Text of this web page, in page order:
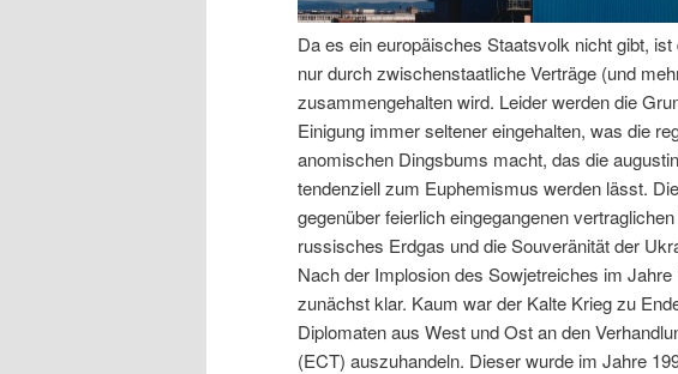
Da es ein europäisches Staatsvolk nicht gibt,
nur durch zwischenstaatliche Verträge (und
zusammengehalten wird. Leider werden die
Einigung immer seltener eingehalten, was die
anomischen Dingsbums macht, das die
tendenziell zum Euphemismus werden lässt.
gegenüber feierlich eingegangenen
russisches Erdgas und die Souveränität der
Nach der Implosion des Sowjetreiches im
zunächst klar. Kaum war der Kalte Krieg zu
Diplomaten aus West und Ost an den
(ECT) auszuhandeln. Dieser wurde im Jahre